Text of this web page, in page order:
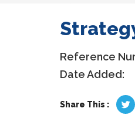
Reference
Date Added:
Share This :